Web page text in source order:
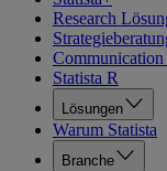
Research
Communication
Statista R
Lösungen
Warum Statista
Branche